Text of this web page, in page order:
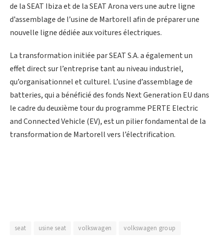
de la SEAT Ibiza et de la SEAT Arona vers une autre ligne
d’assemblage de l’usine de Martorell afin de préparer une
nouvelle ligne dédiée aux voitures électriques.
La transformation initiée par SEAT S.A. a également un
effet direct sur l’entreprise tant au niveau industriel,
qu’organisationnel et culturel. L’usine d’assemblage de
batteries, qui a bénéficié des fonds Next Generation EU dans
le cadre du deuxième tour du programme PERTE Electric
and Connected Vehicle (EV), est un pilier fondamental de la
transformation de Martorell vers l’électrification.
seat usine seat volkswagen volkswagen group